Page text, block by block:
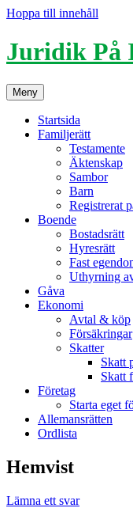
Hoppa till innehåll
Juridik På
Meny
Startsida
Familjerätt
Testamente
Äktenskap
Sambor
Barn
Registrerat
Boende
Bostadsrätt
Hyresrätt
Fast
Uthyrning
Gåva
Ekonomi
Avtal & köp
Försäkringar
Skatter
Skatt
Skatt
Företag
Starta eget
Allemansrätten
Ordlista
Hemvist
Lämna ett svar